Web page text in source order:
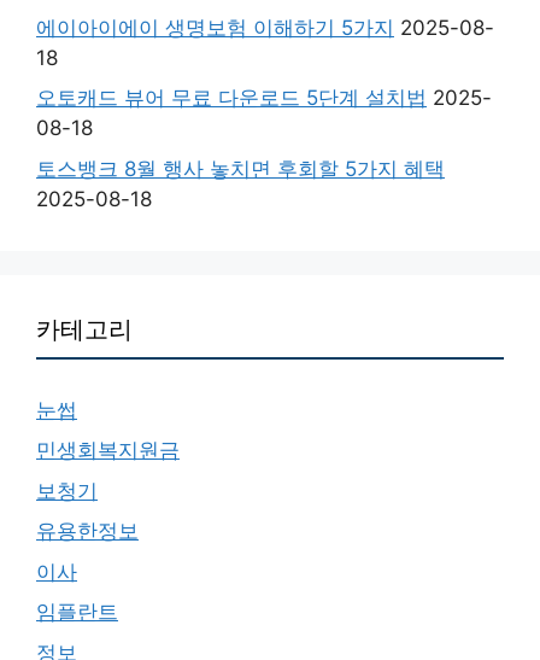
에이아이에이 생명보험 이해하기 5가지 2025-08-
18
오토캐드 뷰어 무료 다운로드 5단계 설치법 2025-
08-18
토스뱅크 8월 행사 놓치면 후회할 5가지 혜택
2025-08-18
카테고리
눈썹
민생회복지원금
보청기
유용한정보
이사
임플란트
정보